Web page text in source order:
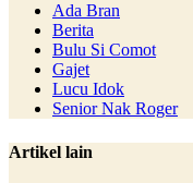
Ada Bran
Berita
Bulu Si Comot
Gajet
Lucu Idok
Senior Nak Roger
Artikel lain